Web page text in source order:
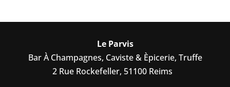
Le Parvis
Bar À Champagnes, Caviste & Èpicerie, Truffe
2 Rue Rockefeller, 51100 Reims